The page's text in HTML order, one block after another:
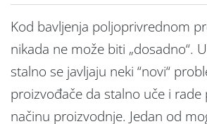
Kod bavljenja poljoprivrednom
nikada ne može biti „dosadno“.
stalno se javljaju neki “novi“
proizvođače da stalno uče i
načinu proizvodnje. Jedan od